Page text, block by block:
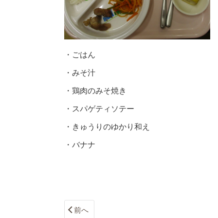
・ごはん
・みそ汁
・鶏肉のみそ焼き
・スパゲティソテー
・きゅうりのゆかり和え
・バナナ
前へ